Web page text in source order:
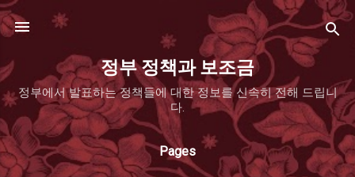
기본 콘텐츠로 건너뛰기
정부 정책과 보조금
정부에서 발표하는 정책들에 대한 정보를 신속히 전해 드립니
다.
Pages